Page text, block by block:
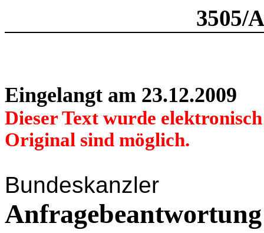
3505/
Eingelangt am 23.12.2009
Dieser Text wurde
Original sind möglich.
Bundeskanzler
Anfragebeantwortung